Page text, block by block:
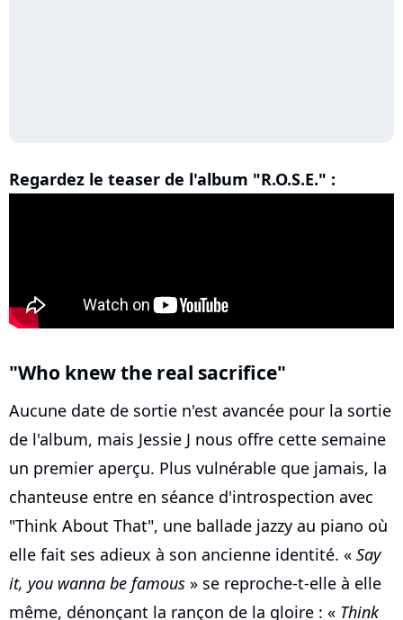
Regardez le teaser de l'album "R.O.S.E." :
"Who knew the real sacrifice"
Aucune date de sortie n'est avancée pour la sortie
de l'album, mais Jessie J nous offre cette semaine
un premier aperçu. Plus vulnérable que jamais, la
chanteuse entre en séance d'introspection avec
"Think About That", une ballade jazzy au piano où
elle fait ses adieux à son ancienne identité. « Say
it, you wanna be famous » se reproche-t-elle à elle
même, dénonçant la rançon de la gloire : « Think